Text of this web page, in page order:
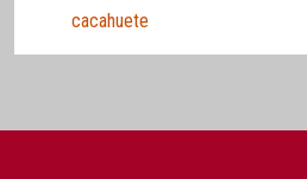
cacahuete